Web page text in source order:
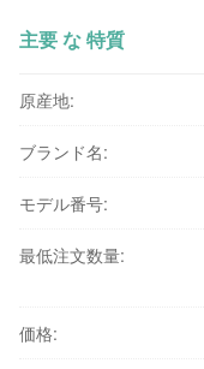
主要 な 特質
原産地:
ブランド名:
モデル番号:
最低注文数量:
価格: